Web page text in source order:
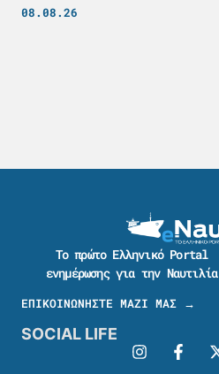
08.08.26
Το πρώτο Ελληνικό Portal
ενημέρωσης για την Ναυτιλία
ΕΠΙΚΟΙΝΩΝΗΣΤΕ ΜΑΖΙ ΜΑΣ →
SOCIAL LIFE